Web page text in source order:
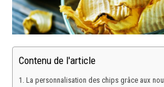
Contenu de l'article
La personnalisation des chips grâce aux